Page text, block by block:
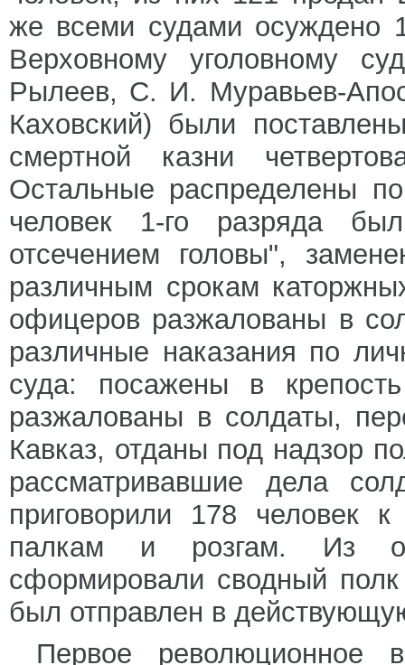
же всеми судами осуждено
Верховному уголовному
Рылеев, С. И. Муравьев-
Каховский) были
смертной казни
Остальные распределены
человек 1-го разряда
отсечением головы",
различным срокам
офицеров разжалованы в
различные наказания по
суда: посажены в
разжалованы в солдаты,
Кавказ, отданы под надзор
рассматривавшие дела
приговорили 178 человек
палкам и розгам. Из
сформировали сводный
был отправлен в
Первое революционное